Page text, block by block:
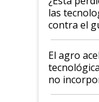
salto
las
contra el
desafío
El agro
no
perder el